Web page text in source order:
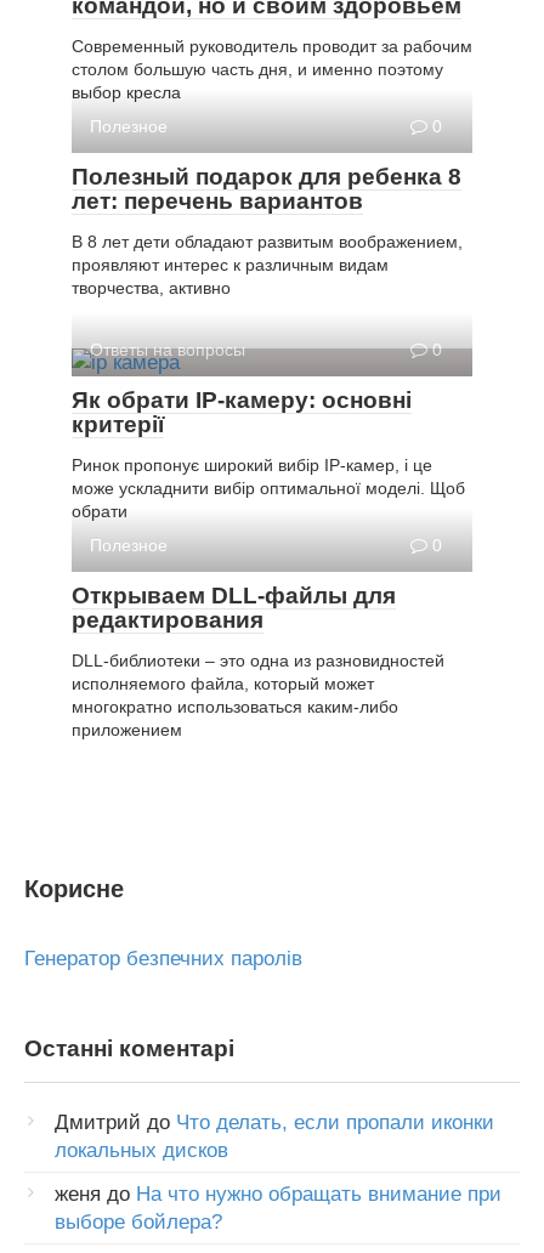
командой, но и своим здоровьем
Современный руководитель проводит за рабочим
столом большую часть дня, и именно поэтому
выбор кресла
Полезное
0
Полезный подарок для ребенка 8
лет: перечень вариантов
В 8 лет дети обладают развитым воображением,
проявляют интерес к различным видам
творчества, активно
Ответы на вопросы 0
Як обрати IP-камеру: основні
критерії
Ринок пропонує широкий вибір IP-камер, і це
може ускладнити вибір оптимальної моделі. Щоб
обрати
Полезное
0
Открываем DLL-файлы для
редактирования
DLL-библиотеки – это одна из разновидностей
исполняемого файла, который может
многократно использоваться каким-либо
приложением
Корисне
Генератор безпечних паролів
Останні коментарі
Дмитрий до Что делать, если пропали иконки
локальных дисков
женя до На что нужно обращать внимание при
выборе бойлера?